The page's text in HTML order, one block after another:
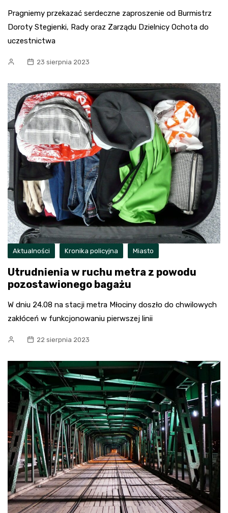
Pragniemy przekazać serdeczne zaproszenie od Burmistrz
Doroty Stegienki, Rady oraz Zarządu Dzielnicy Ochota do
uczestnictwa
23 sierpnia 2023
Aktualności Kronika policyjna Miasto
Utrudnienia w ruchu metra z powodu
pozostawionego bagażu
W dniu 24.08 na stacji metra Młociny doszło do chwilowych
zakłóceń w funkcjonowaniu pierwszej linii
22 sierpnia 2023